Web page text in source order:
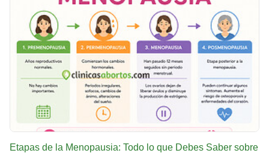
Etapas de la Menopausia: Todo lo que Debes Saber sobre